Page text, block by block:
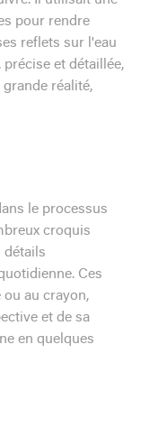
pour rendre
reflets sur l'eau
et détaillée,
réalité,
le processus
croquis
détails
Ces
ou au crayon,
et de sa
en quelques